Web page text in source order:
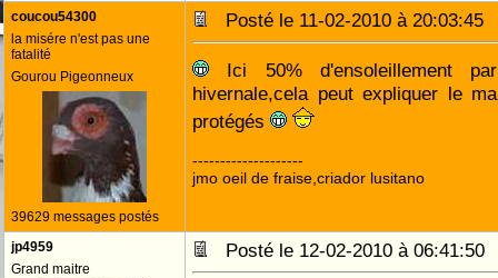
coucou54300
la misére n'est pas une
fatalité
Gourou Pigeonneux
39629 messages postés
Posté le 11-02-2010 à
Ici 50% d'ensoleillement
hivernale,cela peut expliquer le
protégés
--------------------
jmo oeil de fraise,criador lusitano
jp4959
Grand maitre
Posté le 12-02-2010 à